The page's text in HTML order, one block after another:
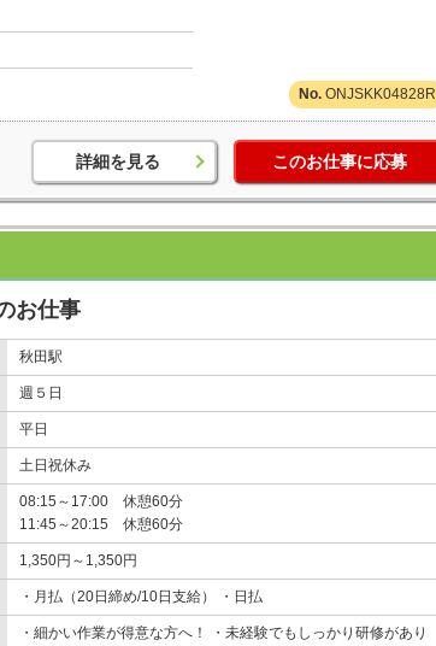
ONJSKK04828R
詳細を見る このお仕事に応募
お仕事
秋田駅
週５日
平日
土日祝休み
08:15～17:00 休憩60分
11:45～20:15 休憩60分
1,350円～1,350円
・月払（20日締め/10日支給） ・日払
・細かい作業が得意な方へ！ ・未経験でもしっかり研修があり